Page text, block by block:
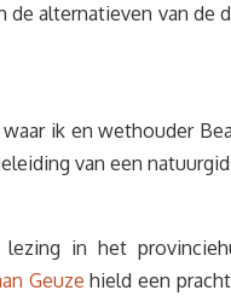
alternatieven van de
ik en wethouder
van een
lezing in het
Geuze hield een